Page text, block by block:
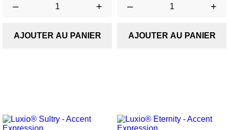
– +
AJOUTER AU PANIER
– +
AJOUTER AU PANIER